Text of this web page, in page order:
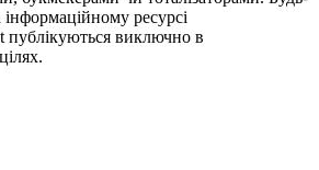
інформаційному ресурсі
публікуються виключно в